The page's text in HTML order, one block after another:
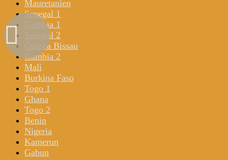
Mauretanien
Senegal 1
Gambia 1
Senegal 2
Guinea Bissau
Gambia 2
Mali
Burkina Faso
Togo 1
Ghana
Togo 2
Benin
Nigeria
Kamerun
Gabun